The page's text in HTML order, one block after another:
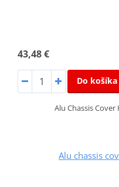
43,48 €
Do košíka
Alu Chassis Cover
Alu chassis